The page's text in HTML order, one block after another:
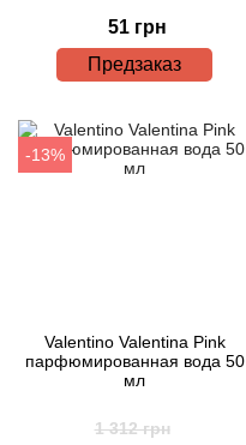
51 грн
Предзаказ
-13%
Valentino Valentina Pink
парфюмированная вода 50
мл
1 312 грн